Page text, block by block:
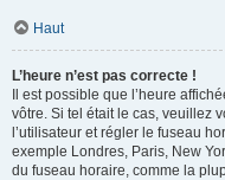
Haut
L’heure n’est pas correcte !
Il est possible que l’heure
vôtre. Si tel était le cas, veuillez
l’utilisateur et régler le fuseau
exemple Londres, Paris, New
du fuseau horaire, comme la